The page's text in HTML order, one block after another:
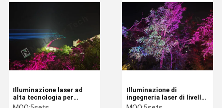
Illuminazione laser ad
alta tecnologia per
concerti
Illuminazione di
ingegneria laser di livello
industriale con